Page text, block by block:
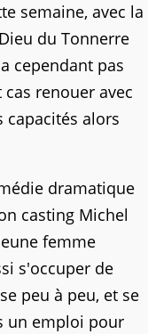
semaine, avec la
du Tonnerre
cependant pas
renouer avec
capacités alors
dramatique
casting Michel
femme
s'occuper de
peu à peu, et se
un emploi pour